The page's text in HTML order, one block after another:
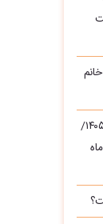
فال ابجد امروز دوشنبه ۱۲ مرداد ۱۴۰۵/